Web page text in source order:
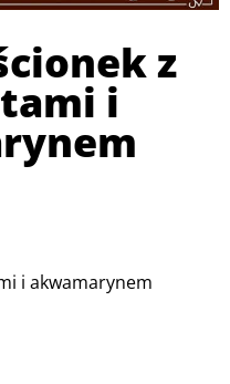
z
i
i akwamarynem